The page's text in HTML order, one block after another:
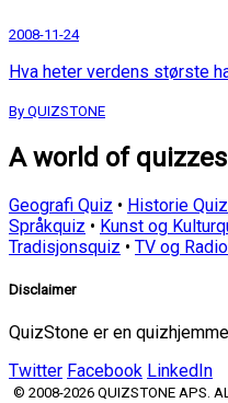
2008-11-24
Hva heter verdens største
By QUIZSTONE
A world of quizzes
Geografi Quiz • Historie Quiz
Språkquiz • Kunst og
Tradisjonsquiz • TV og
Disclaimer
QuizStone er en
Twitter Facebook LinkedIn
© 2008-2026 QUIZSTONE APS.